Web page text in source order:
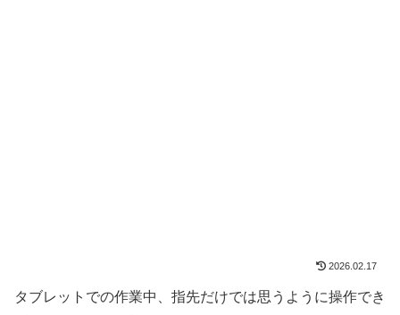
2026.02.17
タブレットでの作業中、指先だけでは思うように操作でき